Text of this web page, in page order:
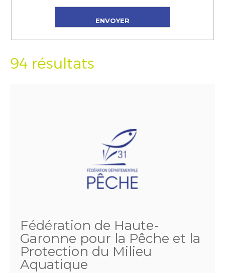
94 résultats
Fédération de Haute-
Garonne pour la Pêche et la
Protection du Milieu
Aquatique